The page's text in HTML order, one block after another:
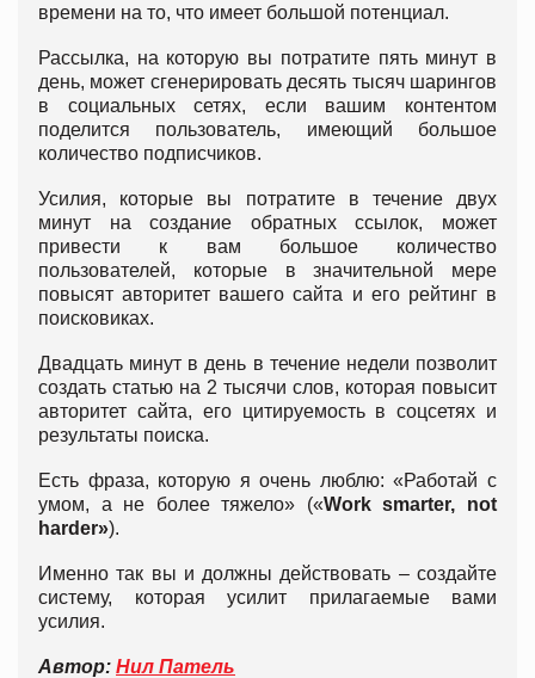
времени на то, что имеет большой потенциал.
Рассылка, на которую вы потратите пять минут в
день, может сгенерировать десять тысяч шарингов
в социальных сетях, если вашим контентом
поделится пользователь, имеющий большое
количество подписчиков.
Усилия, которые вы потратите в течение двух
минут на создание обратных ссылок, может
привести к вам большое количество
пользователей, которые в значительной мере
повысят авторитет вашего сайта и его рейтинг в
поисковиках.
Двадцать минут в день в течение недели позволит
создать статью на 2 тысячи слов, которая повысит
авторитет сайта, его цитируемость в соцсетях и
результаты поиска.
Есть фраза, которую я очень люблю: «Работай с
умом, а не более тяжело» («Work smarter, not
harder»).
Именно так вы и должны действовать – создайте
систему, которая усилит прилагаемые вами
усилия.
Автор: Нил Патель